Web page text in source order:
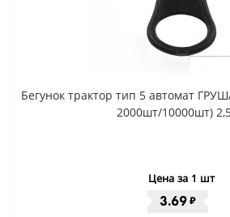
Бегунок трактор тип 5 автомат
2000шт/10000шт)
Цена за 1 шт
3.69 ₽